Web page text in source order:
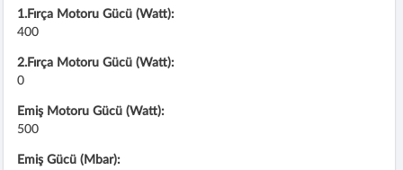
1.Fırça Motoru Gücü (Watt):
400
2.Fırça Motoru Gücü (Watt):
0
Emiş Motoru Gücü (Watt):
500
Emiş Gücü (Mbar):